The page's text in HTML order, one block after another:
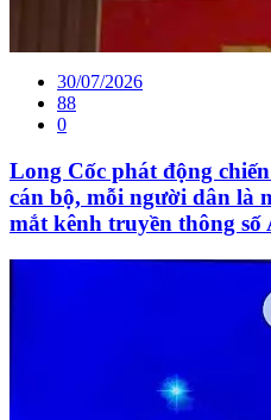
30/07/2026
88
0
Long Cốc phát động
cán bộ, mỗi người dân là
mắt kênh truyền thông số